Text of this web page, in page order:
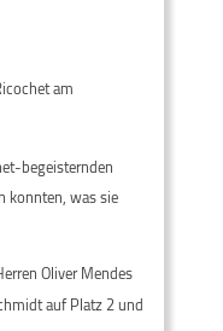
am
begeisternden
konnten, was sie
Oliver Mendes
auf Platz 2 und